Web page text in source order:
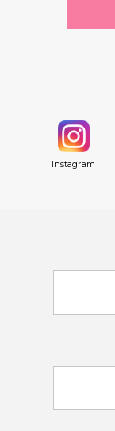
Instagram